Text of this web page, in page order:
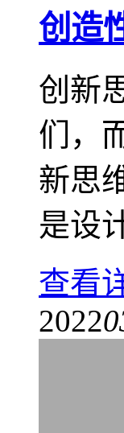
创造
创新
们，
新思
是设
查看
2022